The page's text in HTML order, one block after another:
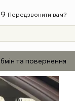
Передзвонити вам?
та повернення